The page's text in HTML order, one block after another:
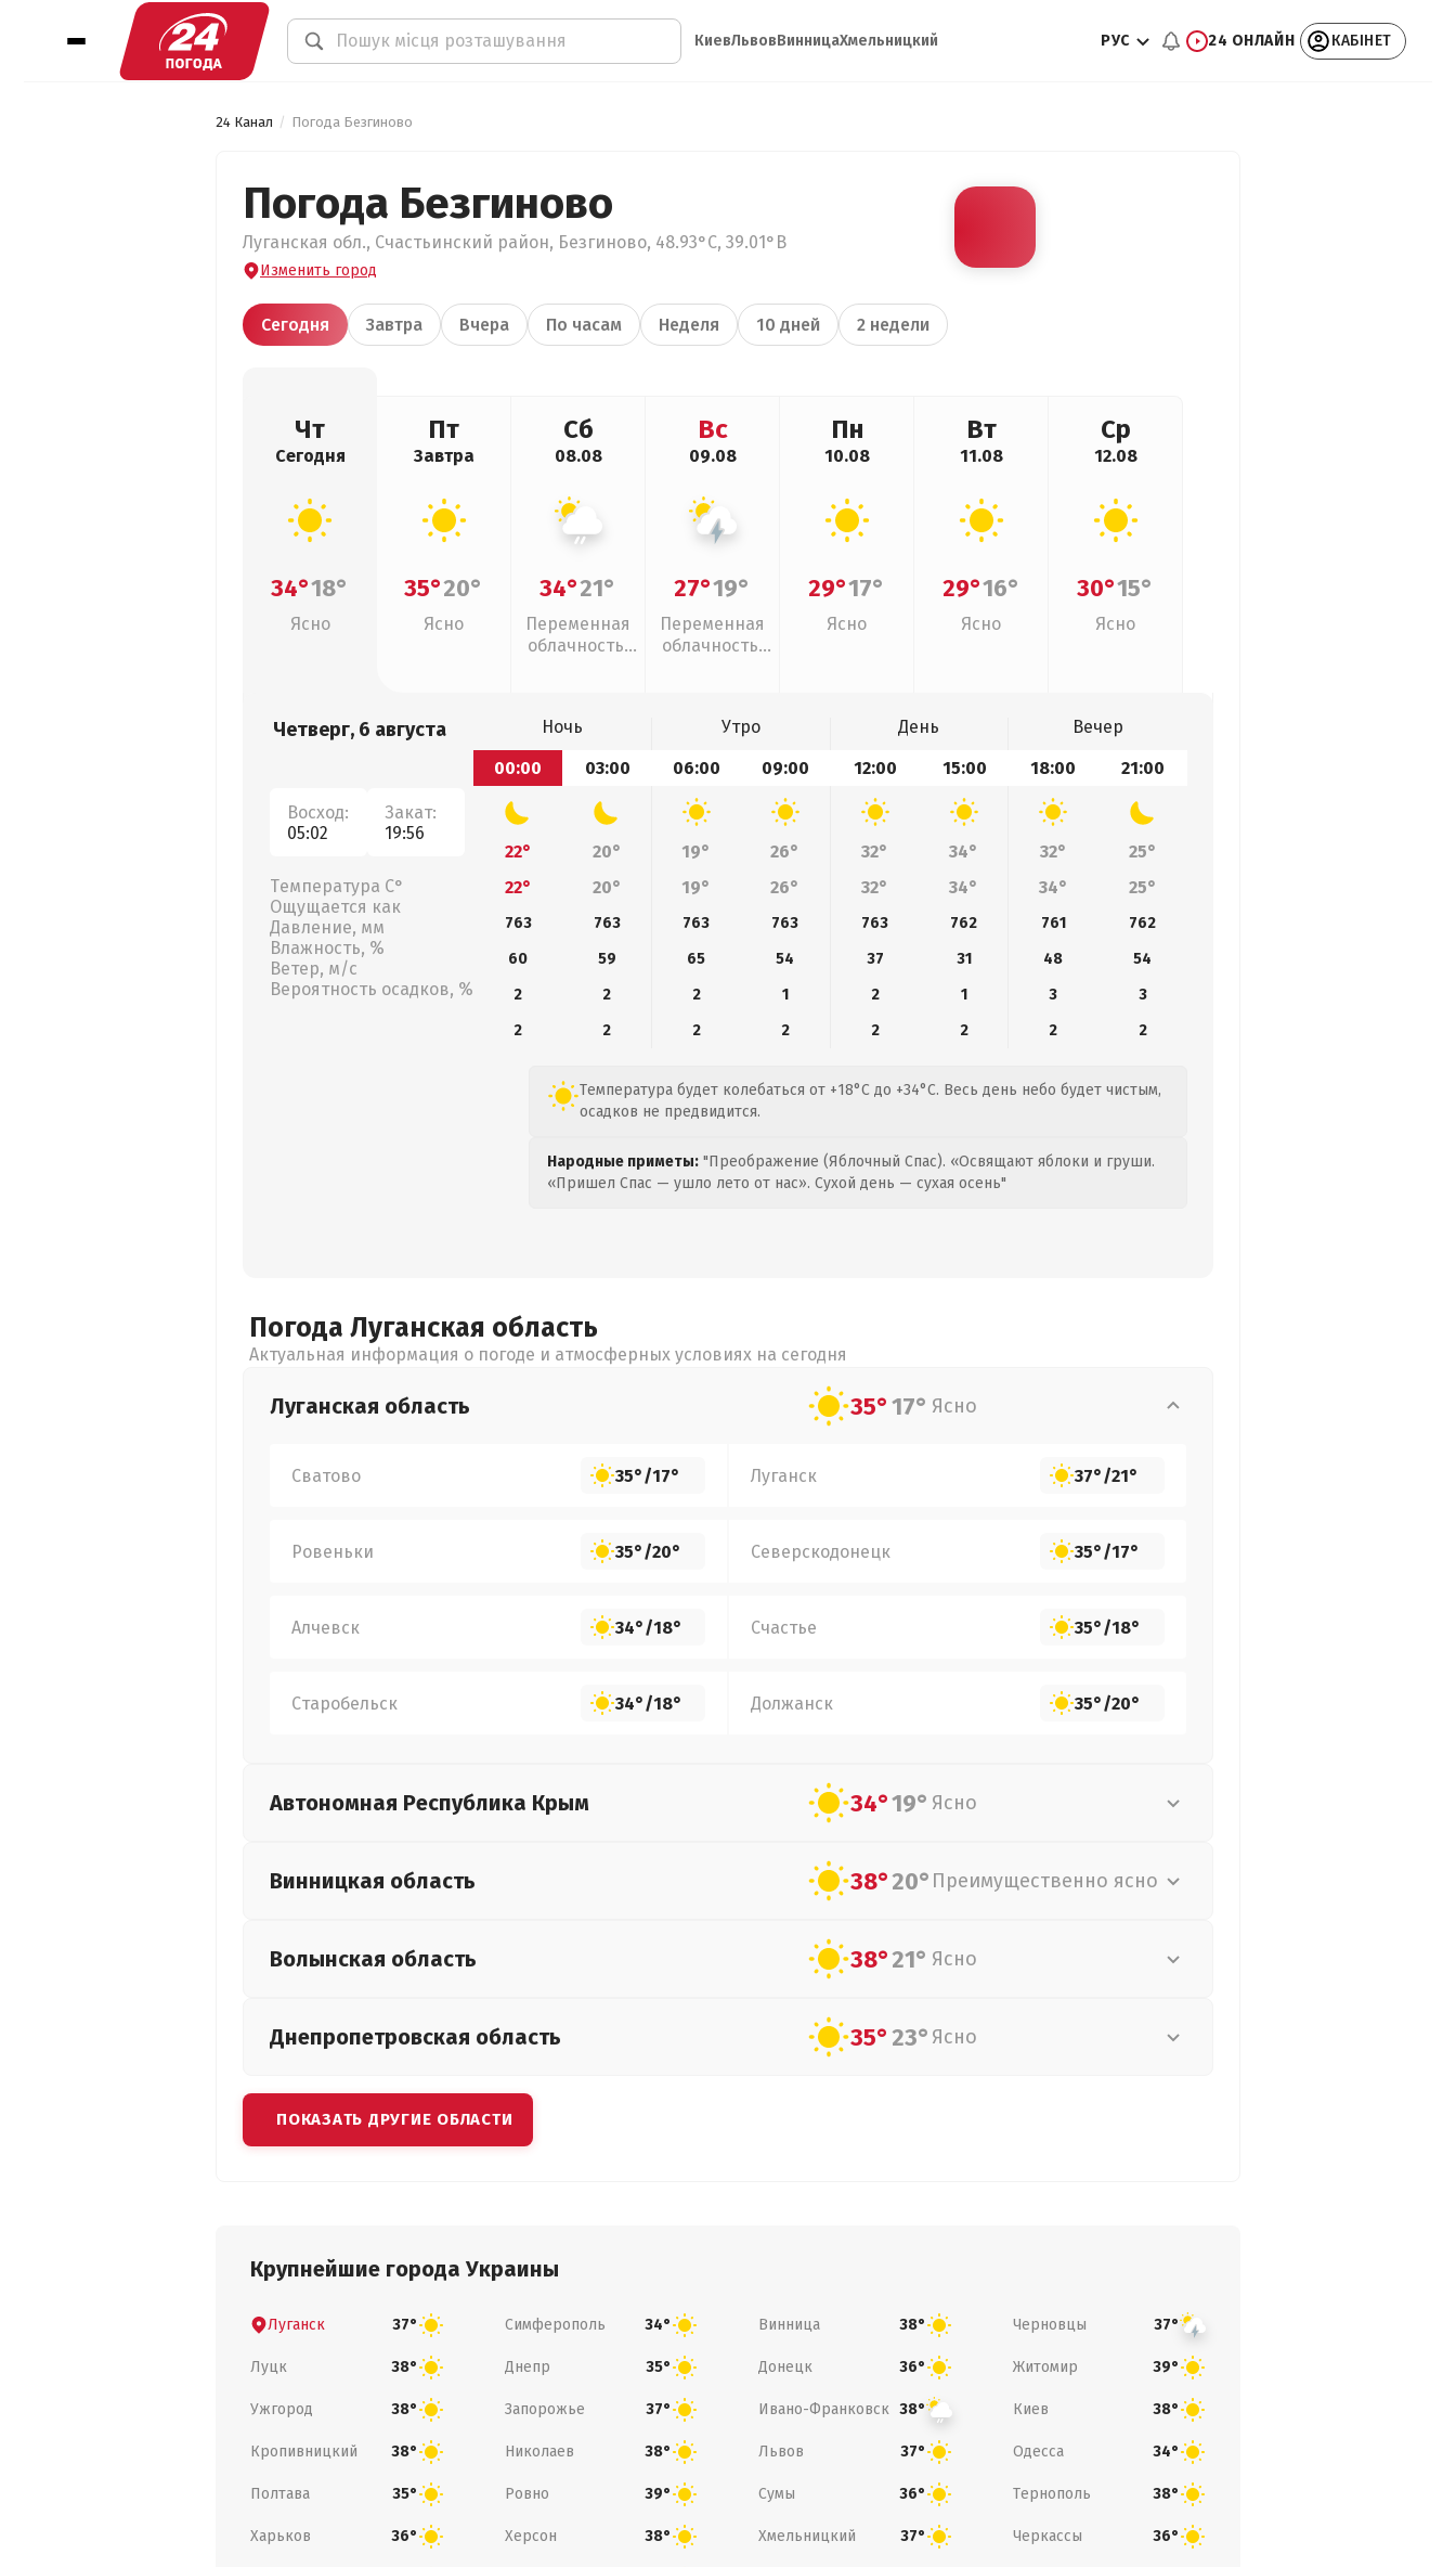
КиевЛьвовВинницаХмельницкий РУС 24 ОНЛАЙН КАБІНЕТ
24 Канал Погода Безгиново
Погода Безгиново
Луганская обл., Счастьинский район, Безгиново, 48.93°С, 39.01°В
Изменить город
Сегодня Завтра Вчера По часам Неделя 10 дней 2 недели
Чт
Сегодня
34°18°
Ясно
Пт
Завтра
35°20°
Ясно
Сб
08.08
34°21°
Переменная
облачность,
Вс
09.08
27°19°
Переменная
облачность,
Пн
10.08
29°17°
Ясно
Вт
11.08
29°16°
Ясно
Ср
12.08
30°15°
Ясно
Четверг, 6 августа
Восход:
05:02
Закат:
19:56
Температура С°
Ощущается как
Давление, мм
Влажность, %
Ветер, м/с
Вероятность осадков, %
Ночь Утро День
Вечер
00:00
03:00 06:00 09:00 12:00 15:00 18:00 21:00
22° 20° 19° 26° 32° 34° 32°
25°
22°
20° 19° 26° 32° 34° 34° 25°
763 763 763 763 763 762 761
762
60
59 65 54 37 31 48
54
2
2 2 1 2 1 3
3
2
2 2 2 2 2 2 2
Температура будет колебаться от +18°C до +34°C. Весь день небо будет чистым,
осадков не предвидится.
Народные приметы: "Преображение (Яблочный Спас). «Освящают яблоки и груши.
«Пришел Спас — ушло лето от нас». Сухой день — сухая осень"
Погода Луганская область
Актуальная информация о погоде и атмосферных условиях на сегодня
Луганская область 35°17° Ясно
Сватово 35°/17° Луганск 37°/21°
Ровеньки 35°/20° Северскодонецк 35°/17°
Алчевск 34°/18° Счастье 35°/18°
Старобельск 34°/18° Должанск 35°/20°
Автономная Республика Крым 34°19° Ясно
Винницкая область 38°20° Преимущественно ясно
Волынская область 38°21° Ясно
Днепропетровская область 35°23° Ясно
ПОКАЗАТЬ ДРУГИЕ ОБЛАСТИ
Крупнейшие города Украины
Луганск 37° Симферополь 34° Винница 38° Черновцы 37°
Луцк 38° Днепр 35° Донецк 36° Житомир 39°
Ужгород 38° Запорожье 37° Ивано-Франковск 38° Киев 38°
Кропивницкий 38° Николаев 38° Львов 37° Одесса 34°
Полтава 35° Ровно 39° Сумы 36° Тернополь 38°
Харьков 36° Херсон 38° Хмельницкий 37° Черкассы 36°